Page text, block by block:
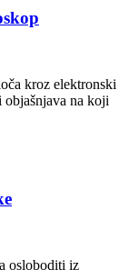
kroz elektronski
na koji
osloboditi iz